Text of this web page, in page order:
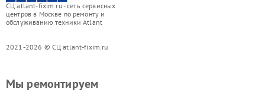
СЦ atlant-fixim.ru - сеть сервисных
центров в Москве по ремонту и
обслуживанию техники Atlant
2021-2026 © СЦ atlant-fixim.ru
Мы ремонтируем